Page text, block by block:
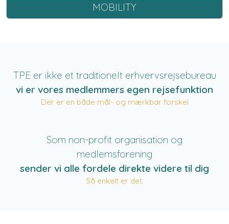
MOBILITY
TPE er ikke et traditionelt erhvervsrejsebureau
vi er vores medlemmers egen rejsefunktion
Der er en både mål- og mærkbar forskel
Som non-profit organisation og
medlemsforening
sender vi alle fordele direkte videre til dig
Så enkelt er det.